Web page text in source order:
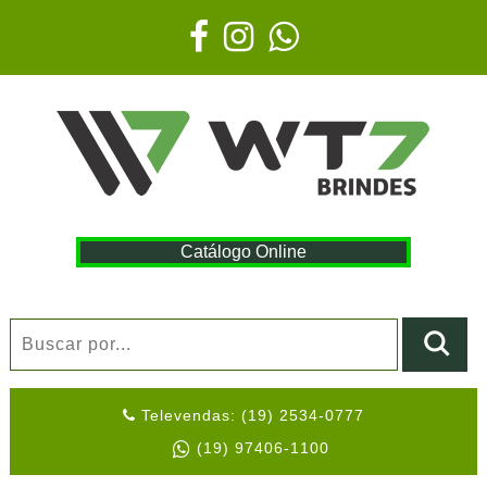
Catálogo Online
Televendas: (19) 2534-0777
(19) 97406-1100